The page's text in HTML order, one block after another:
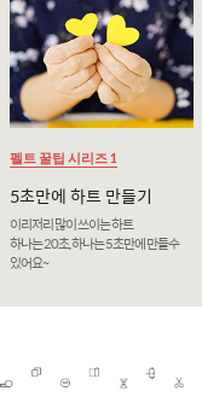
펠트 꿀팁 시리즈 1
5초만에 하트 만들기
이리저리 많이 쓰이는 하트
하나는 20초, 하나는 5초만에 만들수
있어요~